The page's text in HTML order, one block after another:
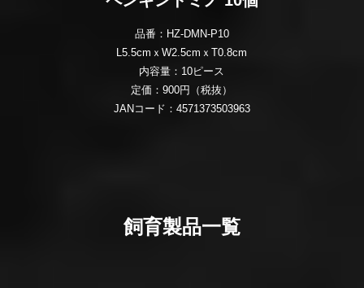
品番：HZ-DMN-P10
L5.5cmｘW2.5cmｘT0.8cm
内容量：10ピース
定価：900円（税抜）
JANコード：4571373503963
飼育製品一覧